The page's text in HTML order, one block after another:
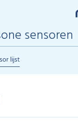
sensoren
lijst